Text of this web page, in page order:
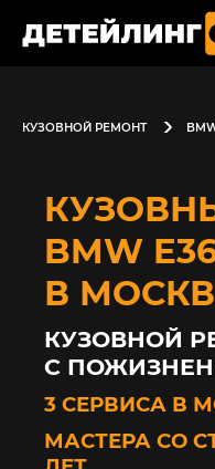
КУЗОВНОЙ РЕМОНТ
BMW
В
КУЗОВНОЙ
С
3 СЕРВИСА В
МАСТЕРА СО